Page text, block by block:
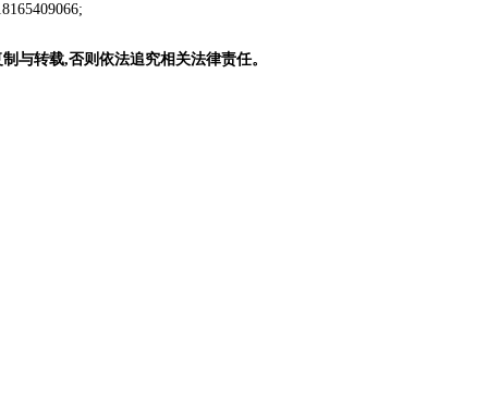
与转载,否则依法追究相关法律责任。